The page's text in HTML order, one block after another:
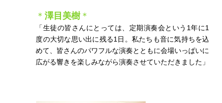
＊澤目美樹＊
「生徒の皆さんにとっては、定期演奏会という1年に1
度の大切な思い出に残る1日。私たちも音に気持ちを込
めて、皆さんのパワフルな演奏とともに会場いっぱいに
広がる響きを楽しみながら演奏させていただきました」